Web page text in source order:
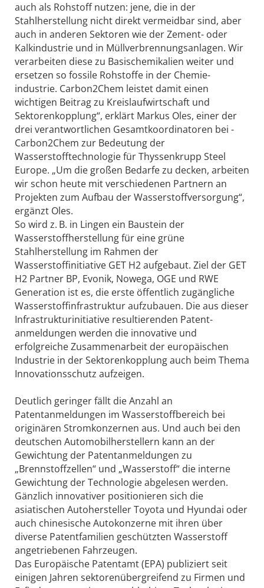
auch als Rohstoff nutzen: jene, die in der
Stahlherstellung nicht direkt vermeidbar sind, aber
auch in anderen Sektoren wie der Zement- oder
Kalkindustrie und in Müllverbrennungsanlagen. Wir
verarbeiten diese zu Basischemikalien weiter und
ersetzen so fossile Rohstoffe in der Chemie­
industrie. Carbon2Chem leistet damit einen
wichtigen Beitrag zu Kreislaufwirtschaft und
Sektorenkopplung“, erklärt Markus Oles, einer der
drei verantwortlichen Gesamtkoordinatoren bei ­
Carbon2Chem zur Bedeutung der
Wasserstofftechnologie für Thyssenkrupp Steel
Europe. „Um die großen Bedarfe zu decken, arbeiten
wir schon heute mit verschiedenen Partnern an
Projekten zum Aufbau der Wasserstoffversorgung“,
ergänzt Oles.
So wird z. B. in Lingen ein Baustein der
Wasserstoffherstellung für eine grüne
Stahlherstellung im Rahmen der
Wasserstoffinitiative GET H2 aufgebaut. Ziel der GET
H2 Partner BP, Evonik, Nowega, OGE und RWE
Generation ist es, die erste öffentlich zugängliche
Wasserstoffinfrastruktur aufzubauen. Die aus dieser
Infrastrukturinitiative resultierenden Patent­
anmeldungen werden die innovative und
erfolgreiche Zusammenarbeit der europäischen
Industrie in der Sektorenkopplung auch beim Thema
Innovationsschutz aufzeigen.
Deutlich geringer fällt die Anzahl an
Patentanmeldungen im Wasserstoffbereich bei
originären Stromkonzernen aus. Und auch bei den
deutschen Automobilherstellern kann an der
Gewichtung der Patent­anmeldungen zu
„Brennstoffzellen“ und „Wasserstoff“ die interne
Gewichtung der Technologie abgelesen werden.
Gänzlich innovativer positionieren sich die
asiatischen Autohersteller Toyota und Hyundai oder
auch chinesische Autokonzerne mit ihren über
diverse Patentfamilien geschützten Wasserstoff
angetriebenen Fahrzeugen.
Das Europäische Patentamt (EPA) publiziert seit
einigen Jahren sektorenübergreifend zu Firmen und